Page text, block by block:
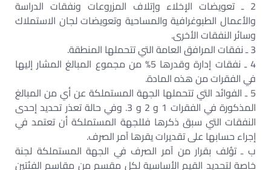
2 ـ تعويضات الإخلاء وإتلاف المزروعات ونفقات الدراسة
والأعمال الطبوغرافية والمساحية وتعويضات لجان الاستملاك
وسائر النفقات الأخرى.
3 ـ نفقات المرافق العامة التي تتحملها المنطقة.
4 ـ نفقات إدارة وقدرها 5% من مجموع المبالغ المشار إليها
في الفقرات من هذه المادة.
5 ـ الفوائد التي تتحملها الجهة المستملكة عن أي من المبالغ
المذكورة في الفقرات 1 و 2 و 3. وفي حالة تعذر تحديد إحدى
النفقات التي سبق ذكرها فللجهة المستملكة أن تعتمد في
إجراء حسابها على تقديرات يقرها آمر الصرف.
ب ـ تؤلف بقرار من آمر الصرف في الجهة المستملكة لجنة
خاصة لتحديد القيم الأساسية لكل مقسم من مقاسم الفئتين